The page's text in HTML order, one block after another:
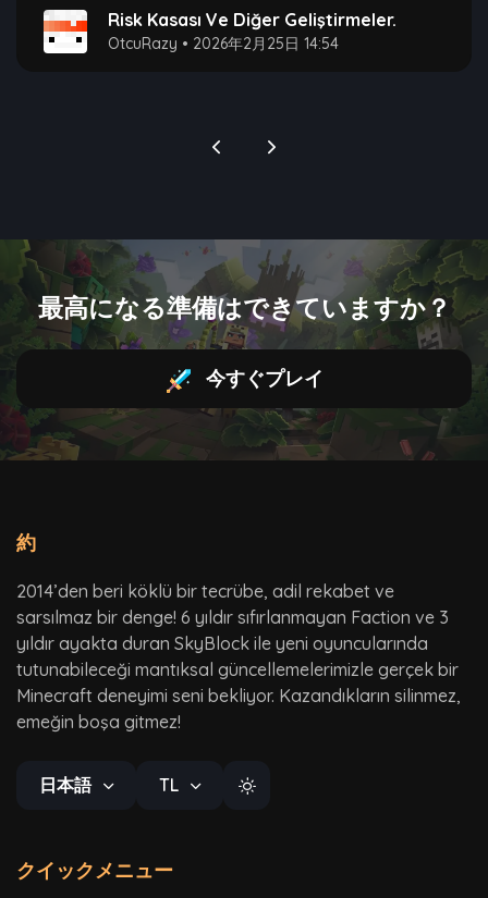
Risk Kasası Ve Diğer Geliştirmeler.
OtcuRazy • 2026年2月25日 14:54
最高になる準備はできていますか？
今すぐプレイ
約
2014’den beri köklü bir tecrübe, adil rekabet ve
sarsılmaz bir denge! 6 yıldır sıfırlanmayan Faction ve 3
yıldır ayakta duran SkyBlock ile yeni oyuncularında
tutunabileceği mantıksal güncellemelerimizle gerçek bir
Minecraft deneyimi seni bekliyor. Kazandıkların silinmez,
emeğin boşa gitmez!
日本語 TL
クイックメニュー